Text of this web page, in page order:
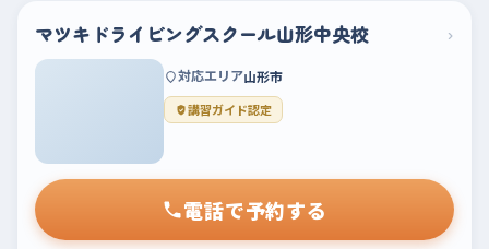
マツキドライビングスクール山形中央校 ›
対応エリア山形市
講習ガイド認定
電話で予約する